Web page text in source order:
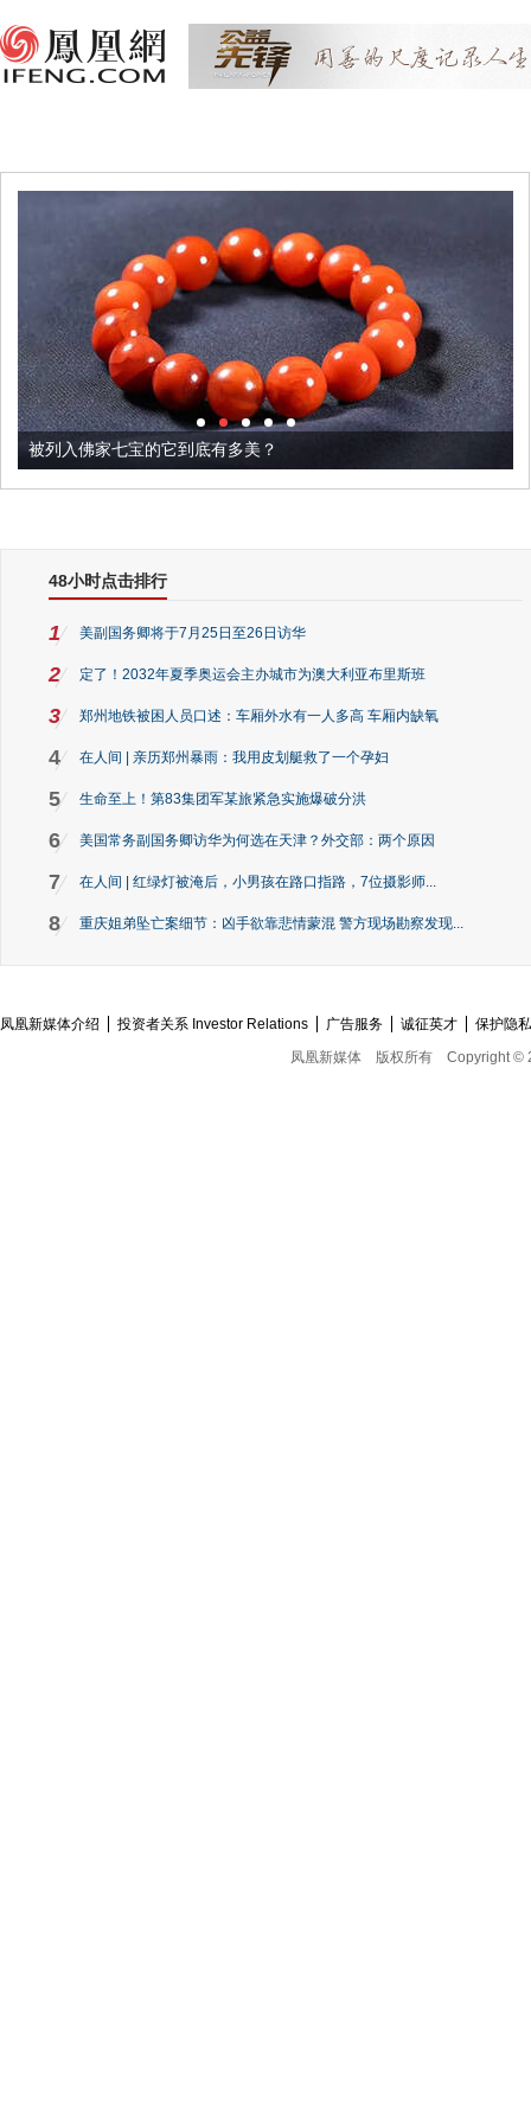
被列入佛家七宝的它到底有多美？
48小时点击排行
1 美副国务卿将于7月25日至26日访华
2 定了！2032年夏季奥运会主办城市为澳大利亚布里斯班
3 郑州地铁被困人员口述：车厢外水有一人多高 车厢内缺氧
4 在人间 | 亲历郑州暴雨：我用皮划艇救了一个孕妇
5 生命至上！第83集团军某旅紧急实施爆破分洪
6 美国常务副国务卿访华为何选在天津？外交部：两个原因
7 在人间 | 红绿灯被淹后，小男孩在路口指路，7位摄影师...
8 重庆姐弟坠亡案细节：凶手欲靠悲情蒙混 警方现场勘察发现...
凤凰新媒体介绍 投资者关系 Investor Relations 广告服务 诚征英才
保护隐
凤凰新媒体
版权所有 Copyright ©